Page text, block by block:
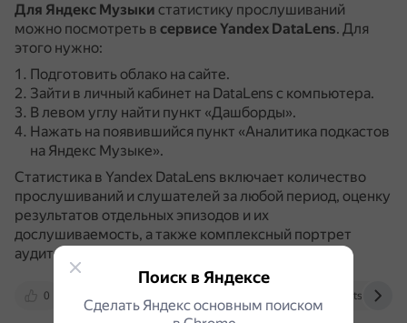
Для Яндекс Музыки статистику прослушиваний
можно посмотреть в сервисе Yandex DataLens. Для
этого нужно:
Подготовить облако на сайте.
Зайти в личный кабинет на DataLens с компьютера.
В левом углу найти пункт «Дашборды».
Нажать на появившийся пункт «Аналитика подкастов
на Яндекс Музыке».
Статистика в Yandex DataLens включает количество
прослушиваний и слушателей за любой период, оценку
результатов отдельных эпизодов и их
дослушиваемость, а также комплексный портрет
аудитории.
0 podcasts.ru
Поиск в Яндексе
Сделать Яндекс основным поиском